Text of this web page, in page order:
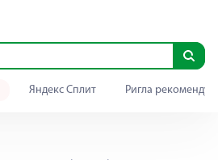
Яндекс Сплит Ригла